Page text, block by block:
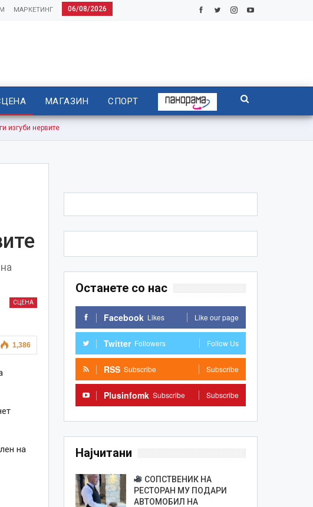
06/08/2026
МАРКЕТИНГ
МАГАЗИН СПОРТ
нервите
СЦЕНА
1,386
на
Останете со нас
Facebook Likes Like our page
Twitter Followers Follow Us
RSS Subscribe Subscribe
Plusinfomk Subscribe Subscribe
Најчитани
СОПСТВЕНИК НА
РЕСТОРАН МУ ПОДАРИ
АВТОМОБИЛ НА